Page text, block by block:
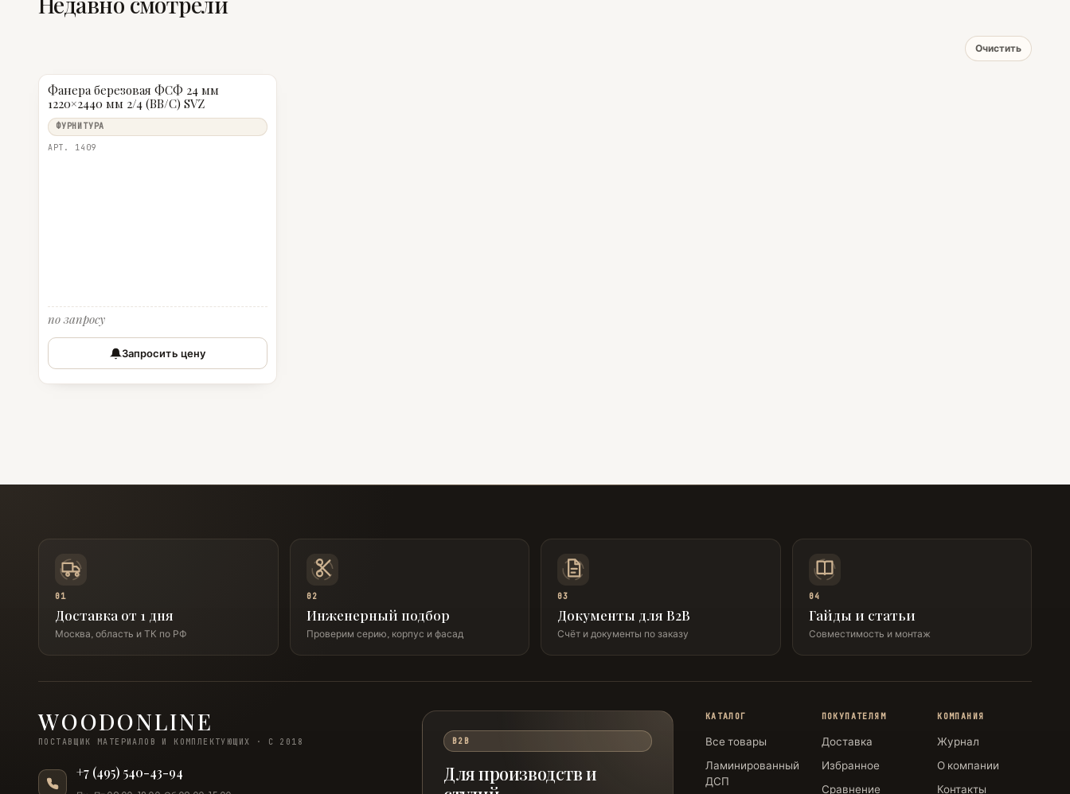
Очистить
Фанера березовая ФСФ 24 мм
1220×2440 мм 2/4 (ВВ/C) SVZ
ФУРНИТУРА
АРТ. 1409
по запросу
Запросить цену
01
Доставка от 1 дня
Москва, область и ТК по РФ
02
Инженерный подбор
Проверим серию, корпус и фасад
03
Документы для B2B
Счёт и документы по заказу
04
Гайды и статьи
Совместимость и монтаж
WOODONLINE
ПОСТАВЩИК МАТЕРИАЛОВ И КОМПЛЕКТУЮЩИХ · С 2018
+7 (495) 540-43-94
B2B
Для производств и
КАТАЛОГ
Все товары
Ламинированный
ДСП
ПОКУПАТЕЛЯМ
Доставка
Избранное
Сравнение
КОМПАНИЯ
Журнал
О компании
Контакты